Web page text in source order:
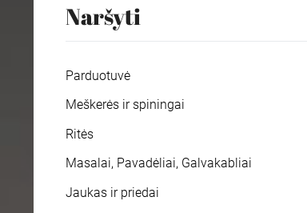
Naršyti
Parduotuvė
Meškerės ir spiningai
Ritės
Masalai, Pavadėliai, Galvakabliai
Jaukas ir priedai